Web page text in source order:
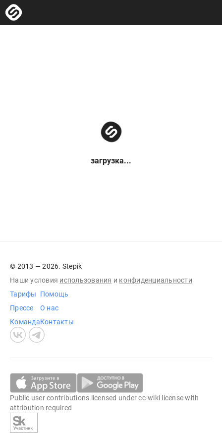
загрузка...
© 2013 — 2026. Stepik
Наши условия использования и конфиденциальности
Тарифы
Прессе
Команда
Помощь
О нас
Контакты
Public user contributions licensed undercc-wiki license with
attribution required